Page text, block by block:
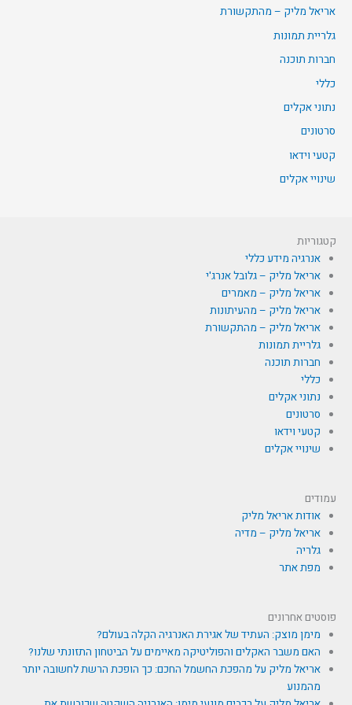
אריאל מליק – מהתקשורת
גלריית תמונות
חברות תוכנה
כללי
נתוני אקלים
סרטונים
קטעי וידאו
שינויי אקלים
קטגוריות
אנרגיה מידע כללי
אריאל מליק – גלובל אנרג'י
אריאל מליק – מאמרים
אריאל מליק – מהעיתונות
אריאל מליק – מהתקשורת
גלריית תמונות
חברות תוכנה
כללי
נתוני אקלים
סרטונים
קטעי וידאו
שינויי אקלים
עמודים
אודות אריאל מליק
אריאל מליק – מדיה
גלריה
מפת אתר
פוסטים אחרונים
מימן מוצק: העתיד של אגירת האנרגיה הקלה בעולם?
האם משבר האקלים והפוליטיקה מאיימים על הביטחון התזונתי שלנו?
אריאל מליק על מהפכת החשמל החכם: כך הופכת הרשת לחשובה יותר
מהמנוע